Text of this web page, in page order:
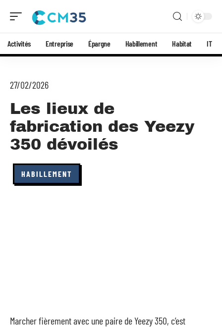
Activités Entreprise Épargne Habillement Habitat IT
27/02/2026
Les lieux de
fabrication des Yeezy
350 dévoilés
HABILLEMENT
Marcher fièrement avec une paire de Yeezy 350, c’est